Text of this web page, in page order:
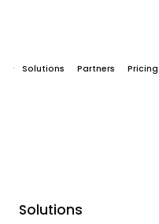
Solutions Partners Pricing
Solutions